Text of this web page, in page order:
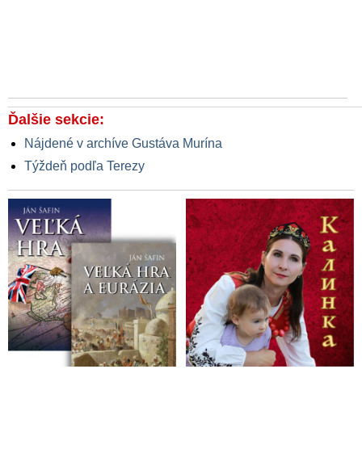
Ďalšie sekcie:
Nájdené v archíve Gustáva Murína
Týždeň podľa Terezy